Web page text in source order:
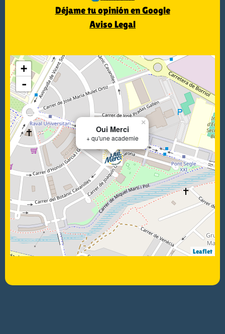
Déjame tu opinión en Google
Aviso Legal
×
Oui Merci
+ qu'une academie
+
-
Leaflet